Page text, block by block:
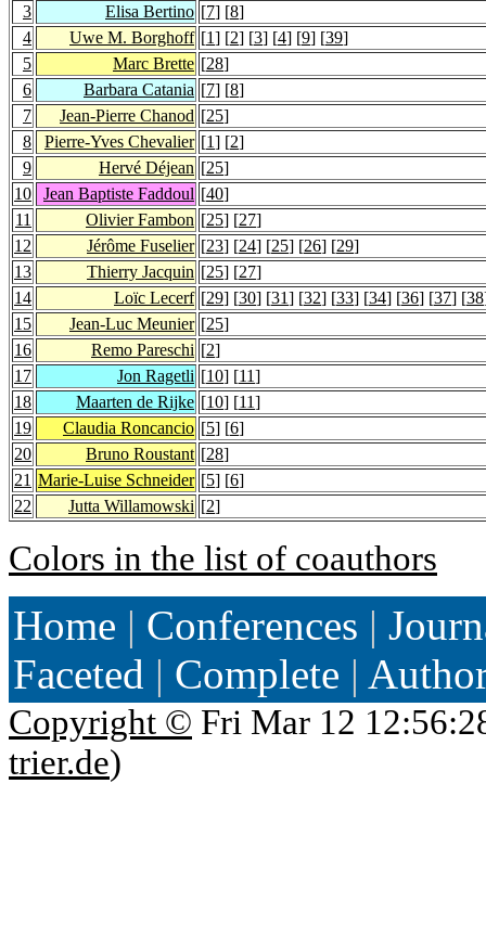
3
Elisa Bertino [7] [8]
4
Uwe M. Borghoff [1] [2] [3] [4] [9] [39]
5
Marc Brette [28]
6
Barbara Catania [7] [8]
7
Jean-Pierre Chanod [25]
8
Pierre-Yves Chevalier [1] [2]
9
Hervé Déjean [25]
10
Jean Baptiste Faddoul [40]
11
Olivier Fambon [25] [27]
12
Jérôme Fuselier [23] [24] [25] [26] [29]
13
Thierry Jacquin [25] [27]
14
Loïc Lecerf [29] [30] [31] [32] [33] [34] [36] [37] [38
15
Jean-Luc Meunier [25]
16
Remo Pareschi [2]
17
Jon Ragetli [10] [11]
18
Maarten de Rijke [10] [11]
19
Claudia Roncancio [5] [6]
20
Bruno Roustant [28]
21 Marie-Luise Schneider [5] [6]
22
Jutta Willamowski [2]
Colors in the list of coauthors
Home | Conferences |
Faceted | Complete |
Copyright © Fri Mar 12
trier.de)